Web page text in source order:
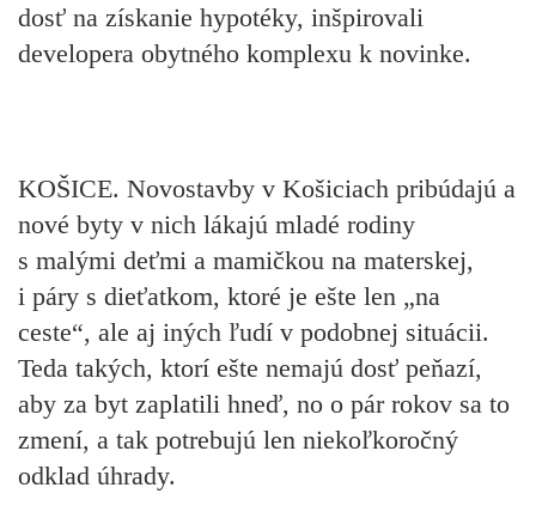
dosť na získanie hypotéky, inšpirovali
developera obytného komplexu k novinke.
KOŠICE. Novostavby v Košiciach pribúdajú a
nové byty v nich lákajú mladé rodiny
s malými deťmi a mamičkou na materskej,
i páry s dieťatkom, ktoré je ešte len „na
ceste“, ale aj iných ľudí v podobnej situácii.
Teda takých, ktorí ešte nemajú dosť peňazí,
aby za byt zaplatili hneď, no o pár rokov sa to
zmení, a tak potrebujú len niekoľkoročný
odklad úhrady.